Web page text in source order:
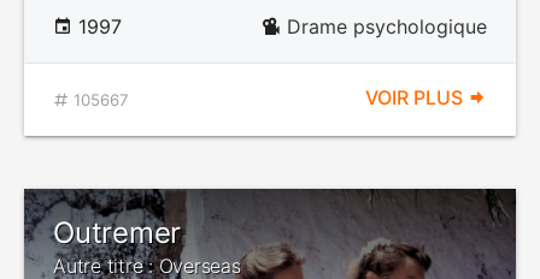
1997 Drame psychologique
105667 VOIR PLUS
Outremer
Autre titre : Overseas